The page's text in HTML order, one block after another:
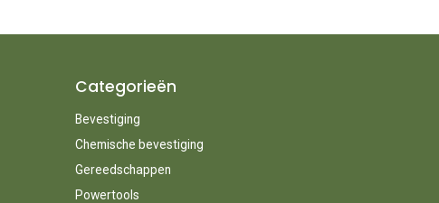
Categorieën
Bevestiging
Chemische bevestiging
Gereedschappen
Powertools